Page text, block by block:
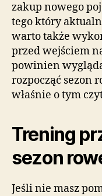
zakup nowego
tego który
warto także
przed wejściem
powinien
rozpocząć sezon
właśnie o tym
Trening
sezon
Jeśli nie masz